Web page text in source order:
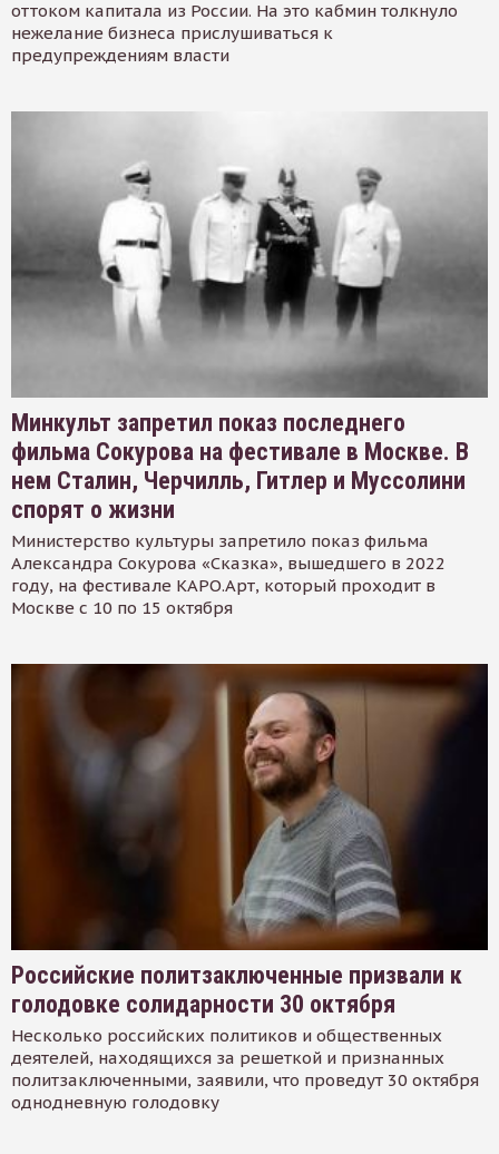
оттоком капитала из России. На это кабмин толкнуло
нежелание бизнеса прислушиваться к
предупреждениям власти
Минкульт запретил показ последнего
фильма Сокурова на фестивале в Москве. В
нем Сталин, Черчилль, Гитлер и Муссолини
спорят о жизни
Министерство культуры запретило показ фильма
Александра Сокурова «Сказка», вышедшего в 2022
году, на фестивале КАРО.Арт, который проходит в
Москве с 10 по 15 октября
Российские политзаключенные призвали к
голодовке солидарности 30 октября
Несколько российских политиков и общественных
деятелей, находящихся за решеткой и признанных
политзаключенными, заявили, что проведут 30 октября
однодневную голодовку